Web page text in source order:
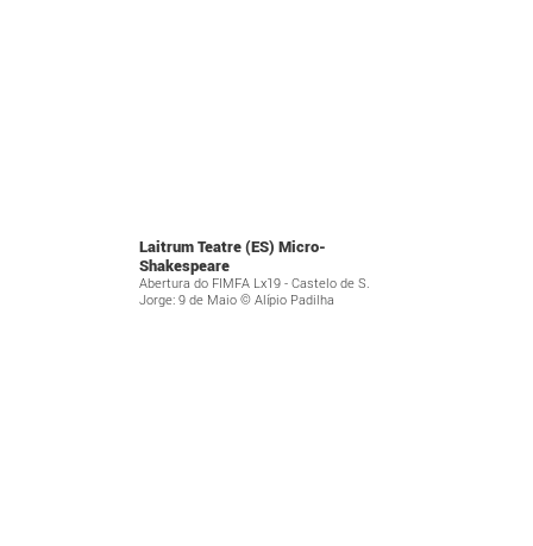
Laitrum Teatre (ES) Micro-
Shakespeare
Abertura do FIMFA Lx19 - Castelo de S.
Jorge: 9 de Maio © Alípio Padilha